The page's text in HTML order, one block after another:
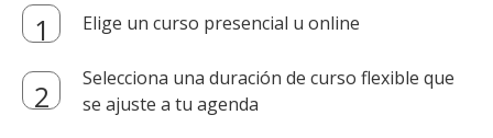
Elige un curso presencial u online
Selecciona una duración de curso flexible que
se ajuste a tu agenda